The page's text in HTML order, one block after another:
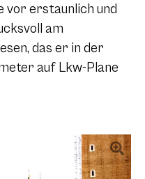
vor erstaunlich und
am
das er in der
auf Lkw-Plane